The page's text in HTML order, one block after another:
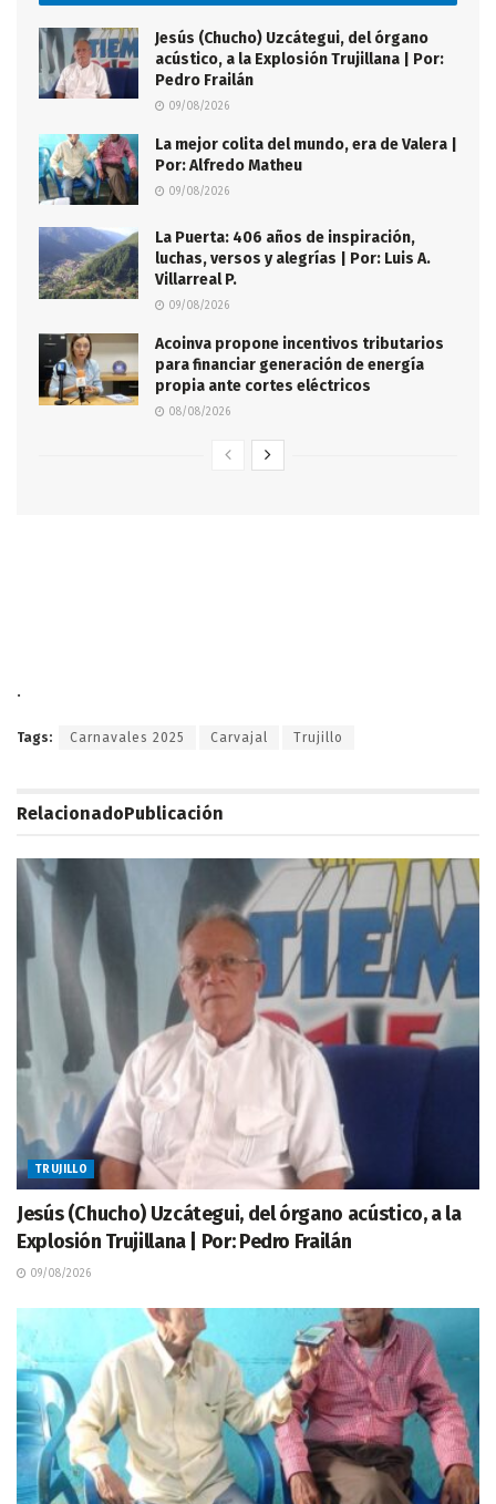
Jesús (Chucho) Uzcátegui, del órgano
acústico, a la Explosión Trujillana | Por:
Pedro Frailán
09/08/2026
La mejor colita del mundo, era de Valera |
Por: Alfredo Matheu
09/08/2026
La Puerta: 406 años de inspiración,
luchas, versos y alegrías | Por: Luis A.
Villarreal P.
09/08/2026
Acoinva propone incentivos tributarios
para financiar generación de energía
propia ante cortes eléctricos
08/08/2026
.
Tags: Carnavales 2025 Carvajal Trujillo
RelacionadoPublicación
TRUJILLO
Jesús (Chucho) Uzcátegui, del órgano acústico, a la
Explosión Trujillana | Por: Pedro Frailán
09/08/2026